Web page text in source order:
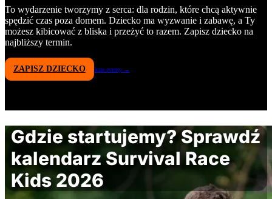
To wydarzenie tworzymy z serca: dla rodzin, które chcą aktywnie
spędzić czas poza domem. Dziecko ma wyzwanie i zabawę, a Ty
możesz kibicować z bliska i przeżyć to razem. Zapisz dziecko na
najbliższy termin.
ZAPISZ DZIECKO Inne eventy →
Gdzie startujemy? Sprawdź
kalendarz Survival Race
Kids 2026